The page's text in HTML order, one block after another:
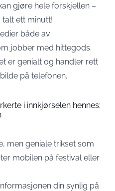
gjøre hele forskjellen –
ett minutt!
både av
jobber med hittegods.
er genialt og handler rett
på telefonen.
i innkjørselen hennes:
men geniale trikset som
mobilen på festival eller
din synlig på